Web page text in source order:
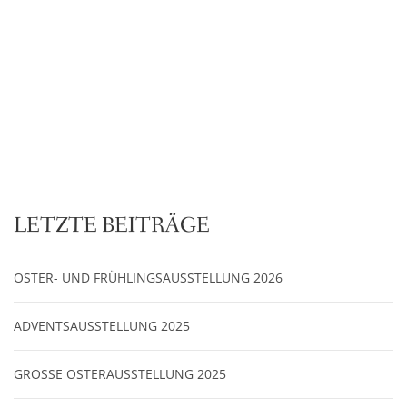
LETZTE BEITRÄGE
OSTER- UND FRÜHLINGSAUSSTELLUNG 2026
ADVENTSAUSSTELLUNG 2025
GROSSE OSTERAUSSTELLUNG 2025